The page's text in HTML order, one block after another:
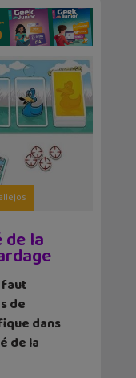
de la
faut
de
dans
de la